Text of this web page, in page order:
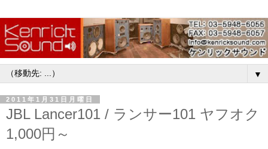
▼
2011年1月31日月曜日
JBL Lancer101 / ランサー101 ヤフオク
1,000円～